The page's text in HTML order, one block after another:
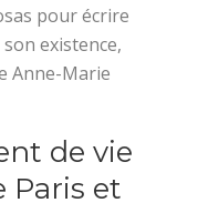
pour écrire
existence,
Anne-Marie
de vie
Paris et